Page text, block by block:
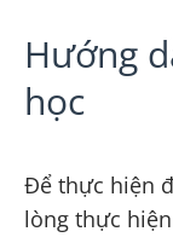
Hướng
học
Để thực hiện
lòng thực